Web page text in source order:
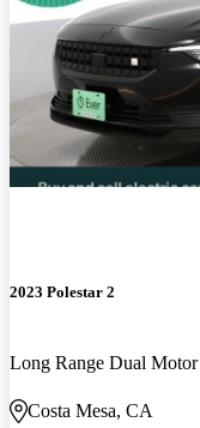
2023 Polestar 2
Long Range Dual
Costa Mesa, CA